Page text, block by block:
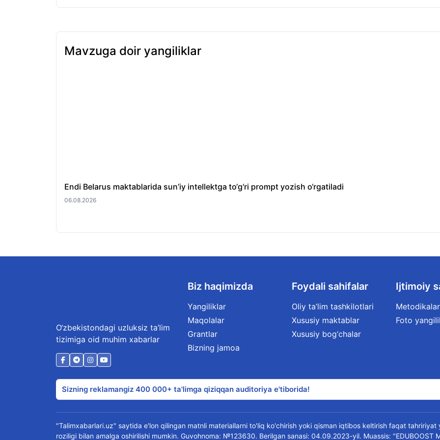
Mavzuga doir yangiliklar
Endi Belarus maktablarida sun’iy intellektga to‘g‘ri prompt yozish o‘rgatiladi
06.08.2026
O‘zbekistondagi uzluksiz ta’lim
tizimiga oid muhim xabarlar
Biz haqimizda
Yangiliklar
Maqolalar
Grantlar
Bizning jamoa
Foydali sahifalar
Oliy ta’lim tashkilotlari
Xususiy maktablar
Xususiy bog‘chalar
Ijtimoiy
Metodikalar
Foto
Sizning reklamangiz 400 000+ ta'limga qiziqqan auditoriya e'tiborida!
"Talimxabarlari.uz" saytida e'lon qilingan matnli materiallarni to'liq ko'chirish yoki qisman iqtibos keltirish faqat tahririyat
roziligi bilan amalga oshirilishi mumkin. Guvohnoma: №123630. Berilgan sanasi: 04.09.2023-yil. Muassis: "EDUBOOST